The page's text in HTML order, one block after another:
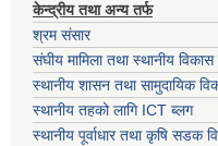
केन्द्रीय तथा अन्य तर्फ
श्रम संसार
संघीय मामिला तथा स्थानीय
स्थानीय शासन तथा सामुदायिक
स्थानीय तहको लागि ICT ब्लग
स्थानीय पूर्वाधार तथा कृषि सडक